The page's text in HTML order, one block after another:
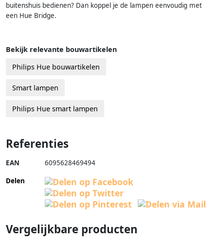
buitenshuis bedienen? Dan koppel je de lampen eenvoudig met
een Hue Bridge.
Bekijk relevante bouwartikelen
Philips Hue bouwartikelen
Smart lampen
Philips Hue smart lampen
Referenties
EAN 6095628469494
Delen
Vergelijkbare producten